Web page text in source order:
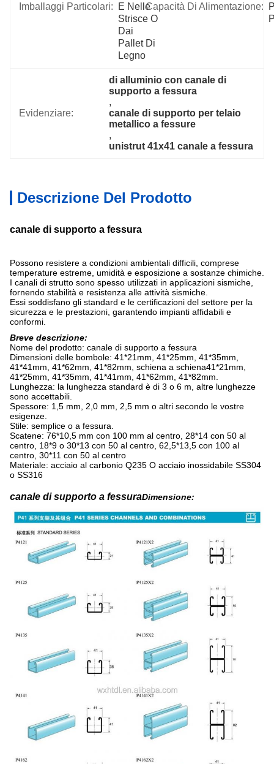
Imballaggi Particolari:
E Nelle
Strisce O
Dai
Pallet Di
Legno
Capacità Di Alimentazione:
Evidenziare:
di alluminio con canale di
supporto a fessura
,
canale di supporto per telaio
metallico a fessure
,
unistrut 41x41 canale a fessura
Descrizione Del Prodotto
canale di supporto a fessura
Possono resistere a condizioni ambientali difficili, comprese
temperature estreme, umidità e esposizione a sostanze chimiche.
I canali di strutto sono spesso utilizzati in applicazioni sismiche,
fornendo stabilità e resistenza alle attività sismiche.
Essi soddisfano gli standard e le certificazioni del settore per la
sicurezza e le prestazioni, garantendo impianti affidabili e
conformi.
Breve descrizione:
Nome del prodotto: canale di supporto a fessura
Dimensioni delle bombole: 41*21mm, 41*25mm, 41*35mm,
41*41mm, 41*62mm, 41*82mm, schiena a schiena41*21mm,
41*25mm, 41*35mm, 41*41mm, 41*62mm, 41*82mm.
Lunghezza: la lunghezza standard è di 3 o 6 m, altre lunghezze
sono accettabili.
Spessore: 1,5 mm, 2,0 mm, 2,5 mm o altri secondo le vostre
esigenze.
Stile: semplice o a fessura.
Scatene: 76*10,5 mm con 100 mm al centro, 28*14 con 50 al
centro, 18*9 o 30*13 con 50 al centro, 62,5*13,5 con 100 al
centro, 30*11 con 50 al centro
Materiale: acciaio al carbonio Q235 O acciaio inossidabile SS304
o SS316
canale di supporto a fessuraDimensione: